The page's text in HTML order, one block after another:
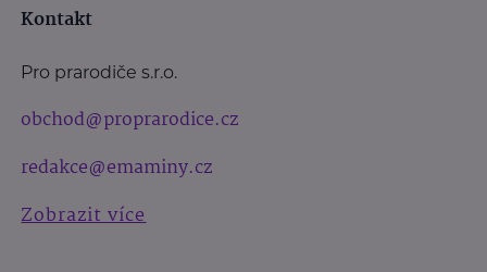
Kontakt
Pro prarodiče s.r.o.
obchod@proprarodice.cz
redakce@emaminy.cz
Zobrazit více